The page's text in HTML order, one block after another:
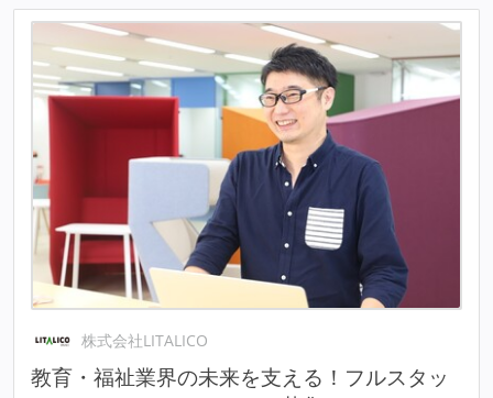
株式会社LITALICO
教育・福祉業界の未来を支える！フルスタッ